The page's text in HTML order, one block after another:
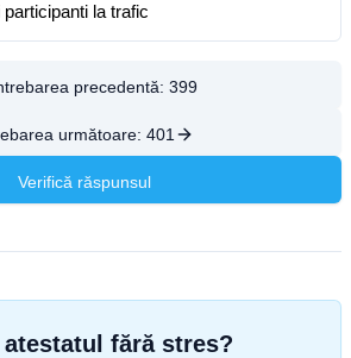
la trafic
precedentă: 399
următoare: 401
Verifică răspunsul
fără stres?